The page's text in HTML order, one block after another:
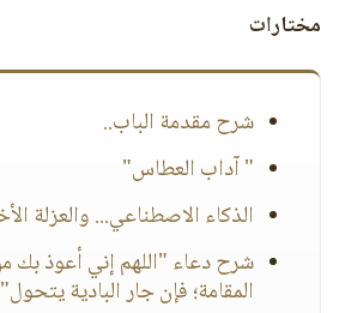
مختارات
شرح مقدمة الباب..
" آداب العطاس"
الذكاء الاصطناعي... والعزلة
شرح دعاء "اللهم إني أعوذ بك
المقامة؛ فإن جار البادية يتحول"